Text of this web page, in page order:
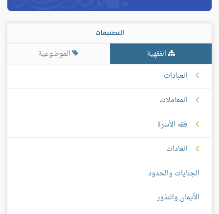
التصنيفات
الفقهية
الموضوعية
العبادات
المعاملات
فقه الأسرة
العادات
الجنايات والحدود
الأيمان والنذور